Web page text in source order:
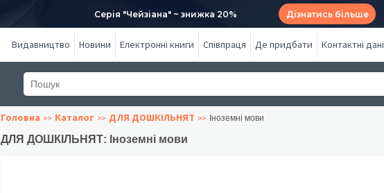
Серія "Чейзіана" ~ знижка 20% Дізнатись більше
Видавництво Новини Електронні книги Співпраця Де придбати Контактні дані
Головна Каталог ДЛЯ ДОШКІЛЬНЯТ Іноземні мови
ДЛЯ ДОШКІЛЬНЯТ: Іноземні мови